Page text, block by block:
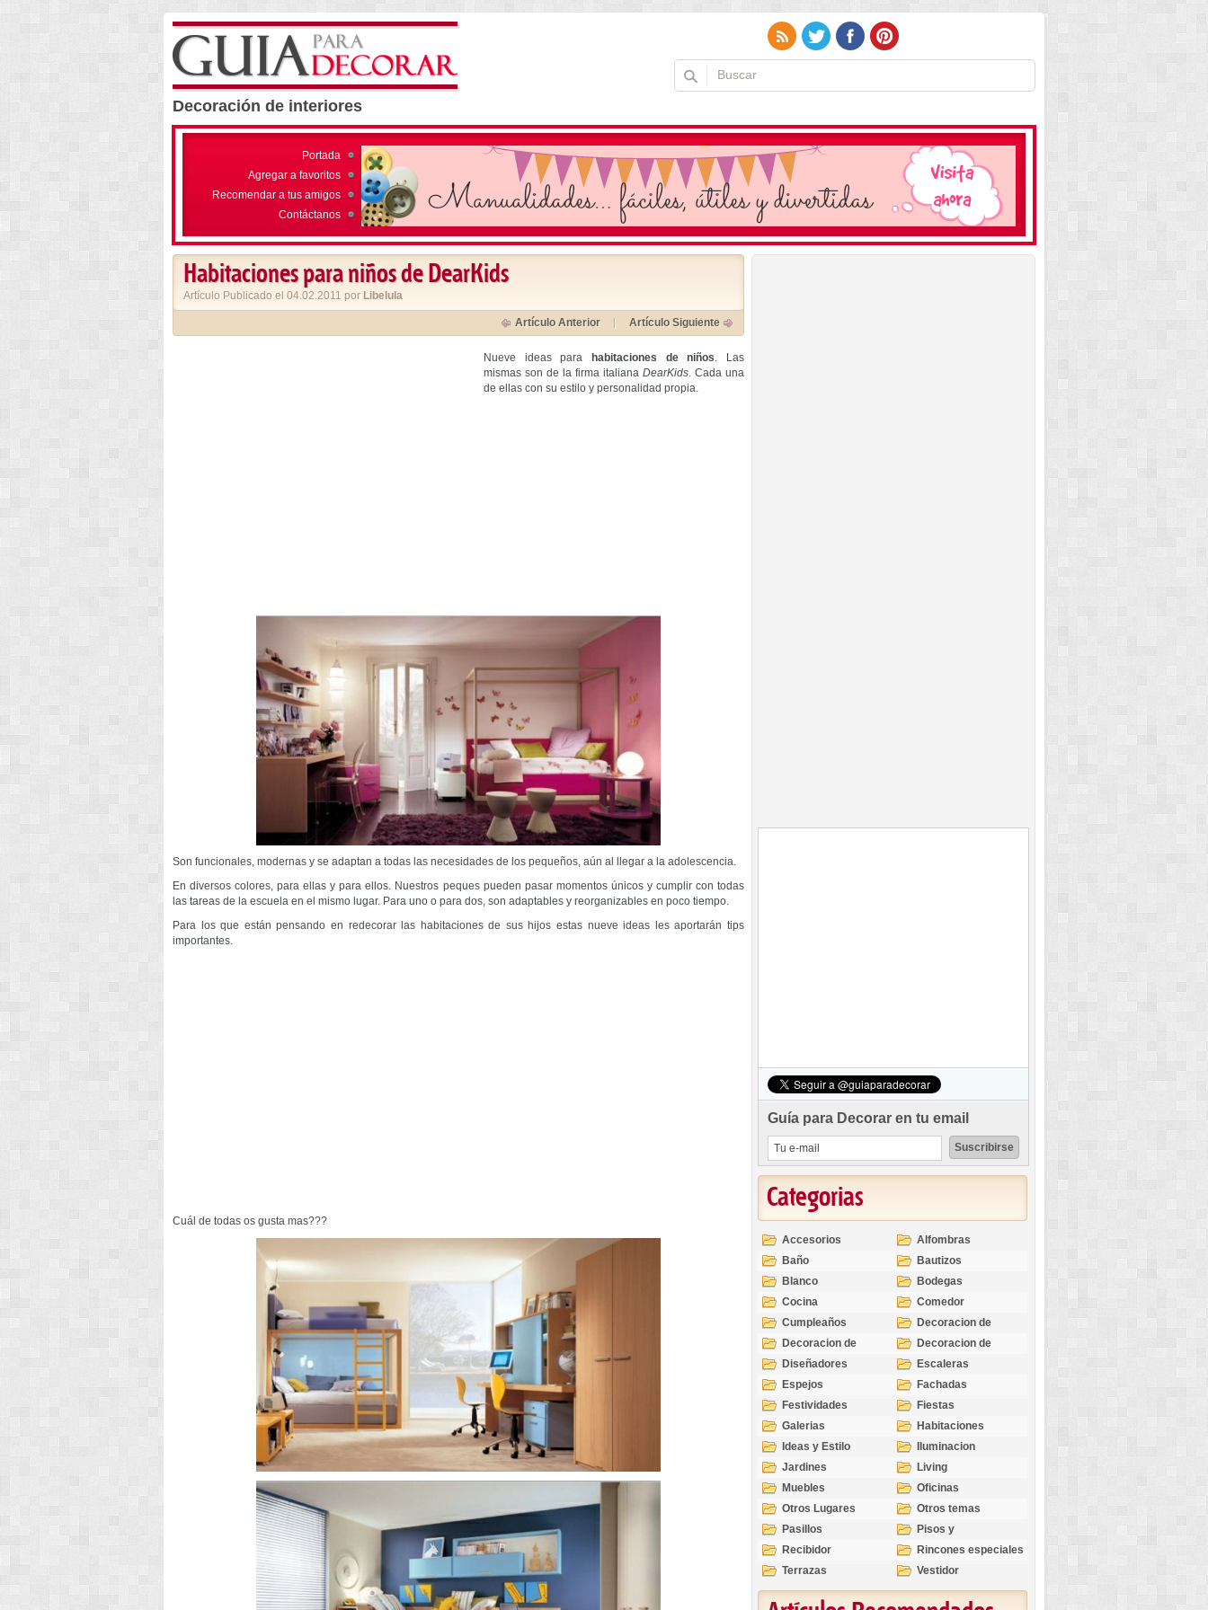
Decoración de interiores
Portada
Agregar a favoritos
Recomendar a tus amigos
Contáctanos
Habitaciones para niños de DearKids
Artículo Publicado el 04.02.2011 por Libelula
Artículo Anterior Artículo Siguiente
Nueve ideas para habitaciones de niños. Las
mismas son de la firma italiana DearKids. Cada una
de ellas con su estilo y personalidad propia.
Son funcionales, modernas y se adaptan a todas las necesidades de los pequeños, aún al llegar a la adolescencia.
En diversos colores, para ellas y para ellos. Nuestros peques pueden pasar momentos únicos y cumplir con todas
las tareas de la escuela en el mismo lugar. Para uno o para dos, son adaptables y reorganizables en poco tiempo.
Para los que están pensando en redecorar las habitaciones de sus hijos estas nueve ideas les aportarán tips
importantes.
Cuál de todas os gusta mas???
Guía para Decorar en tu email
Categorias
Accesorios
Alfombras
Baño
Bautizos
Blanco
Bodegas
Cocina
Comedor
Cumpleaños
Decoracion de
Exteriores
Decoracion de
Interiores
Decoracion de
Ocasiones
Diseñadores
Escaleras
Espejos
Fachadas
Festividades
Fiestas
Galerias
Habitaciones
Ideas y Estilo
Iluminacion
Jardines
Living
Muebles
Oficinas
Otros Lugares
Otros temas
Pasillos
Pisos y
revestimientos
Recibidor
Rincones especiales
Terrazas
Vestidor